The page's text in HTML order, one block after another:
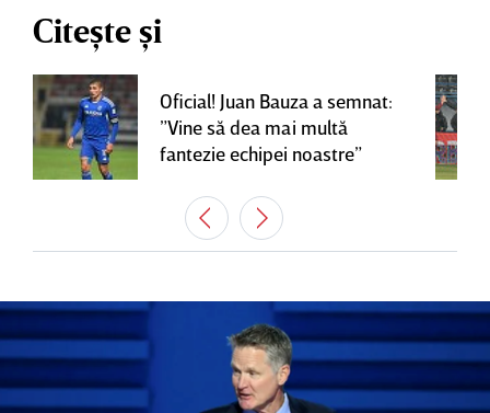
Citește și
Oficial! Juan Bauza a semnat:
”Vine să dea mai multă
fantezie echipei noastre”